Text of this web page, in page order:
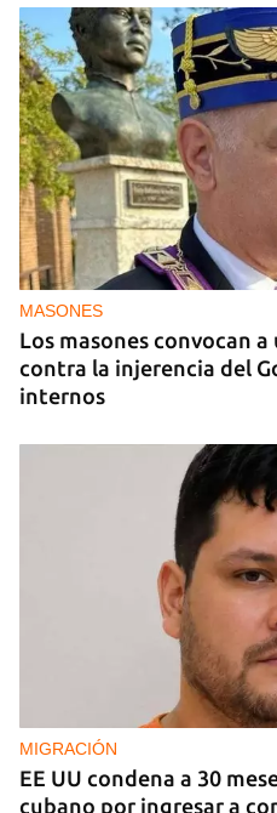
MIAMI
La hija de un
EE UU en 2003 está bajo
MASONES
Los masones convocan
contra la injerencia del
internos
MIGRACIÓN
EE UU condena a 30
cubano por ingresar a